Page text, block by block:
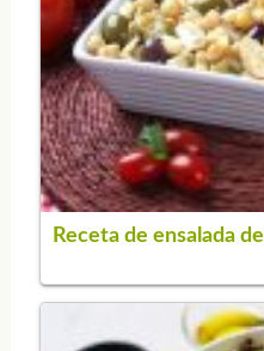
Receta de ensalada